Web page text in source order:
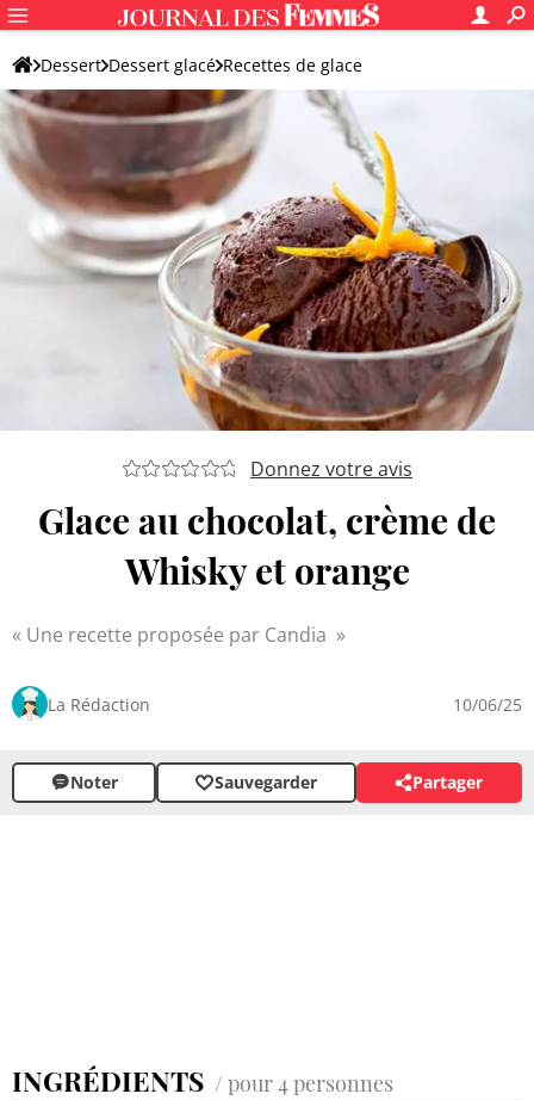
Dessert Dessert glacé Recettes de glace
Glace et sorbet au chocolat maison
Donnez votre avis
Glace au chocolat, crème de
Whisky et orange
Une recette proposée par Candia
La Rédaction 10/06/25
Noter Sauvegarder Partager
INGRÉDIENTS / pour 4 personnes